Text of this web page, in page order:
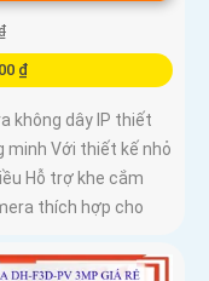
₫
không dây IP thiết
minh Với thiết kế nhỏ
Hỗ trợ khe cắm
thích hợp cho